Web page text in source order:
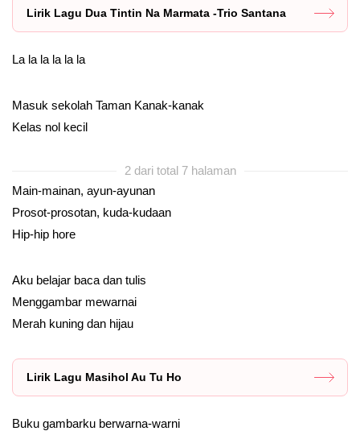
Lirik Lagu Dua Tintin Na Marmata -Trio Santana
La la la la la la
Masuk sekolah Taman Kanak-kanak
Kelas nol kecil
2 dari total 7 halaman
Main-mainan, ayun-ayunan
Prosot-prosotan, kuda-kudaan
Hip-hip hore
Aku belajar baca dan tulis
Menggambar mewarnai
Merah kuning dan hijau
Lirik Lagu Masihol Au Tu Ho
Buku gambarku berwarna-warni